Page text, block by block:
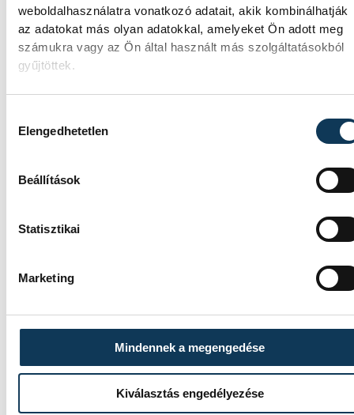
weboldalhasználatra vonatkozó adatait, akik kombinálhatják
az adatokat más olyan adatokkal, amelyeket Ön adott meg
számukra vagy az Ön által használt más szolgáltatásokból
gyűjtöttek.
Elengedhetetlen
Beállítások
Statisztikai
Marketing
Mindennek a megengedése
Kiválasztás engedélyezése
maradt a mezőnyjátékosok között, de
is volt már erre példa, amikor a honfitársai
valaki megsérült.
"Szerintem nagyon jól állunk, a Benfica ellen
játékot tudtuk nyújtani, amit szerettünk